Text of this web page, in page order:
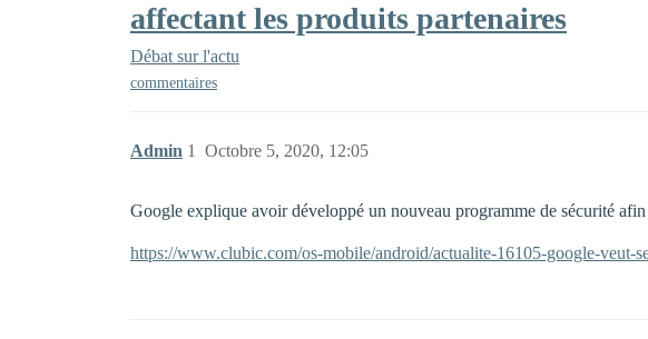
affectant les produits partenaires
Débat sur l'actu
commentaires
Admin Octobre 5, 2020, 12:05
1
Google explique avoir développé un nouveau programme de sécurité
https://www.clubic.com/os-mobile/android/actualite-16105-google-veut-